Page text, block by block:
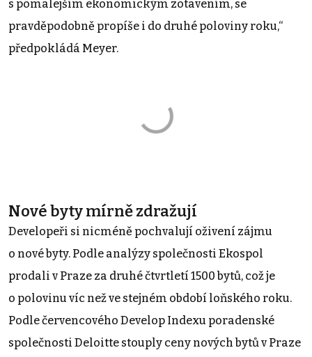
s pomalejším ekonomickým zotavením, se
pravděpodobně propíše i do druhé poloviny roku,“
předpokládá Meyer.
Nové byty mírně zdražují
Developeři si nicméně pochvalují oživení zájmu
o nové byty. Podle analýzy společnosti Ekospol
prodali v Praze za druhé čtvrtletí 1500 bytů, což je
o polovinu víc než ve stejném období loňského roku.
Podle červencového Develop Indexu poradenské
společnosti Deloitte stouply ceny nových bytů v Praze